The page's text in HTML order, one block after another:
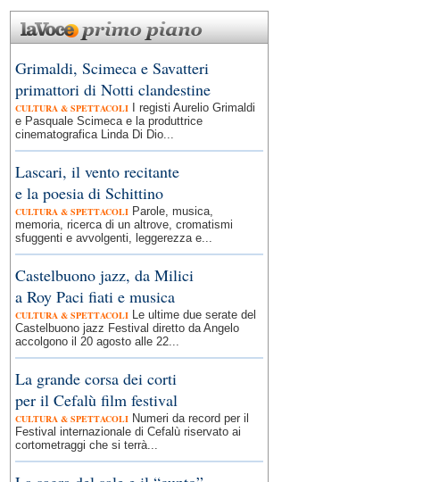
Grimaldi, Scimeca e Savatteri
primattori di Notti clandestine
CULTURA & SPETTACOLI
I registi Aurelio Grimaldi
e Pasquale Scimeca e la produttrice
cinematografica Linda Di Dio...
Lascari, il vento recitante
e la poesia di Schittino
CULTURA & SPETTACOLI Parole, musica,
memoria, ricerca di un altrove, cromatismi
sfuggenti e avvolgenti, leggerezza e...
Castelbuono jazz, da Milici
a Roy Paci fiati e musica
CULTURA & SPETTACOLI Le ultime due serate del
Castelbuono jazz Festival diretto da Angelo
accolgono il 20 agosto alle 22...
La grande corsa dei corti
per il Cefalù film festival
CULTURA & SPETTACOLI Numeri da record per il
Festival internazionale di Cefalù riservato ai
cortometraggi che si terrà...